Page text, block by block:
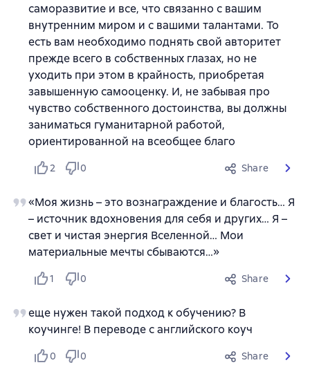
саморазвитие и все, что связанно с вашим
внутренним миром и с вашими талантами. То
есть вам необходимо поднять свой авторитет
прежде всего в собственных глазах, но не
уходить при этом в крайность, приобретая
завышенную самооценку. И, не забывая про
чувство собственного достоинства, вы должны
заниматься гуманитарной работой,
ориентированной на всеобщее благо
2 0 Share
«Моя жизнь – это вознаграждение и благость… Я
– источник вдохновения для себя и других… Я –
свет и чистая энергия Вселенной… Мои
материальные мечты сбываются…»
1 0 Share
еще нужен такой подход к обучению? В
коучинге! В переводе с английского коуч
0 0 Share